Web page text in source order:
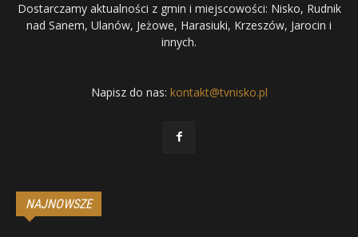
Dostarczamy aktualności z gmin i miejscowości: Nisko, Rudnik
nad Sanem, Ulanów, Jeżowe, Harasiuki, Krzeszów, Jarocin i
innych.
Napisz do nas: kontakt@tvnisko.pl
NAJNOWSZE